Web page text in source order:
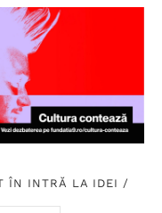
ÎN INTRĂ LA IDEI /